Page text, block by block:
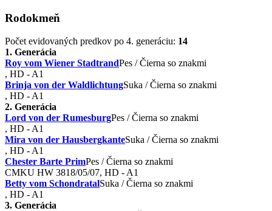
Rodokmeň
Počet evidovaných predkov po 4. generáciu: 14
1. Generácia
Roy vom Wiener StadtrandPes / Čierna so znakmi
, HD - A1
Brinja von der WaldlichtungSuka / Čierna so znakmi
, HD - A1
2. Generácia
Lord von der RumesburgPes / Čierna so znakmi
, HD - A1
Mira von der HausbergkanteSuka / Čierna so znakmi
, HD - A1
Chester Barte PrimPes / Čierna so znakmi
CMKU HW 3818/05/07, HD - A1
Betty vom SchondratalSuka / Čierna so znakmi
, HD - A1
3. Generácia